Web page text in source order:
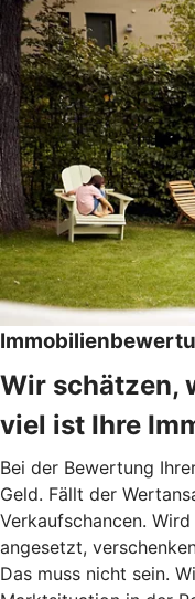
Wir schätzen,
viel ist Ihre
Bei der Bewertung
Geld. Fällt der
Verkaufschancen.
angesetzt,
Das muss nicht sein.